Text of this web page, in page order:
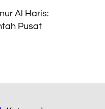
Al Haris:
Pusat